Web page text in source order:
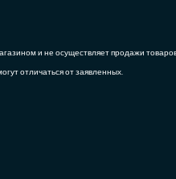
и не осуществляет продажи
отличаться от заявленных.